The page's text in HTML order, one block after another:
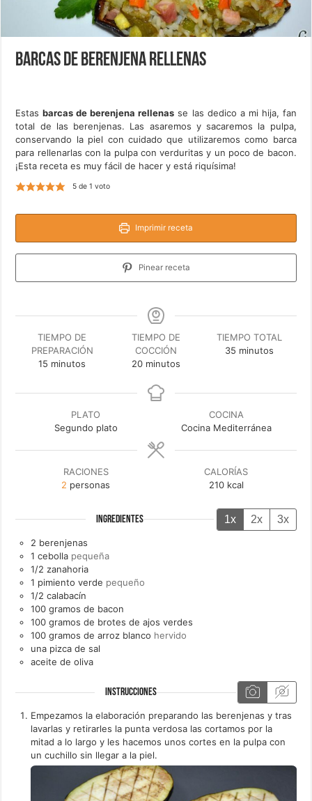
Barcas de berenjena rellenas
Estasbarcas de berenjena rellenas se las dedico a mi hija, fan
total de las berenjenas. Las asaremos y sacaremos la pulpa,
conservando la piel con cuidado que utilizaremos como barca
para rellenarlas con la pulpa con verduritas y un poco de bacon.
¡Esta receta es muy fácil de hacer y está riquísima!
5de 1 voto
Imprimir receta
Pinear receta
TIEMPO DE
PREPARACIÓN
15 minutos
minutos
TIEMPO DE
COCCIÓN
20minutos
minutos
TIEMPO TOTAL
35 minutos
minutos
PLATO
Segundo plato
COCINA
Cocina Mediterránea
RACIONES
2 personas
CALORÍAS
210 kcal
INGREDIENTES 1x 2x 3x
2 berenjenas
1 cebolla pequeña
1/2 zanahoria
1 pimiento verde pequeño
1/2 calabacín
100 gramos de bacon
100 gramos de brotes de ajos verdes
100 gramos de arroz blanco hervido
una pizca de sal
aceite de oliva
INSTRUCCIONES
Empezamos la elaboración preparando las berenjenas y tras
lavarlas y retirarles la punta verdosa las cortamos por la
mitad a lo largo y les hacemos unos cortes en la pulpa con
un cuchillo sin llegar a la piel.